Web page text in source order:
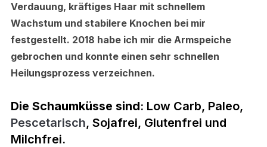
Verdauung, kräftiges Haar mit schnellem
Wachstum und stabilere Knochen bei mir
festgestellt. 2018 habe ich mir die Armspeiche
gebrochen und konnte einen sehr schnellen
Heilungsprozess verzeichnen.
Die Schaumküsse sind: Low Carb, Paleo,
Pescetarisch, Sojafrei, Glutenfrei und
Milchfrei.